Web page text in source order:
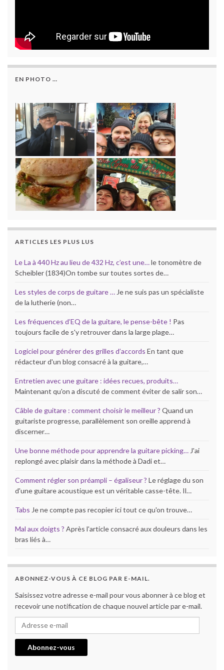
EN PHOTO …
ARTICLES LES PLUS LUS
Le La à 440 Hz au lieu de 432 Hz, c’est une…le tonomètre de
Scheibler (1834)On tombe sur toutes sortes de…
Les styles de corps de guitare … Je ne suis pas un spécialiste
de la lutherie (non…
Les fréquences d’EQ de la guitare, le pense-bête ! Pas
toujours facile de s'y retrouver dans la large plage…
Logiciel pour générer des grilles d’accords En tant que
rédacteur d'un blog consacré à la guitare,…
Entretien avec une guitare : idées recues, produits…
Maintenant qu'on a discuté de comment éviter de salir son…
Câble de guitare : comment choisir le meilleur ? Quand un
guitariste progresse, parallèlement son oreille apprend à
discerner…
Une bonne méthode pour apprendre la guitare picking… J'ai
replongé avec plaisir dans la méthode à Dadi et…
Comment régler son préampli – égaliseur ? Le réglage du son
d'une guitare acoustique est un véritable casse-tête. Il…
Tabs Je ne compte pas recopier ici tout ce qu'on trouve…
Mal aux doigts ? Après l'article consacré aux douleurs dans les
bras liés à…
ABONNEZ-VOUS À CE BLOG PAR E-MAIL.
Saisissez votre adresse e-mail pour vous abonner à ce blog et
recevoir une notification de chaque nouvel article par e-mail.
Adresse e-mail
Abonnez-vous